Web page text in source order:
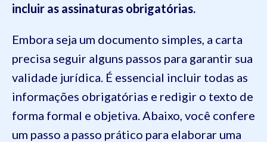
incluir as assinaturas obrigatórias.
Embora seja um documento simples, a carta
precisa seguir alguns passos para garantir sua
validade jurídica. É essencial incluir todas as
informações obrigatórias e redigir o texto de
forma formal e objetiva. Abaixo, você confere
um passo a passo prático para elaborar uma